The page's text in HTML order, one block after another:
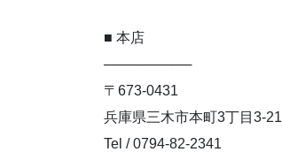
■ 本店
─────────
〒673-0431
兵庫県三木市本町3丁目3-21
Tel / 0794-82-2341